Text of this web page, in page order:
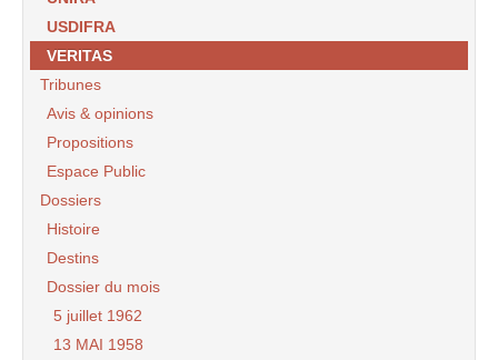
USDIFRA
VERITAS
Tribunes
Avis & opinions
Propositions
Espace Public
Dossiers
Histoire
Destins
Dossier du mois
5 juillet 1962
13 MAI 1958